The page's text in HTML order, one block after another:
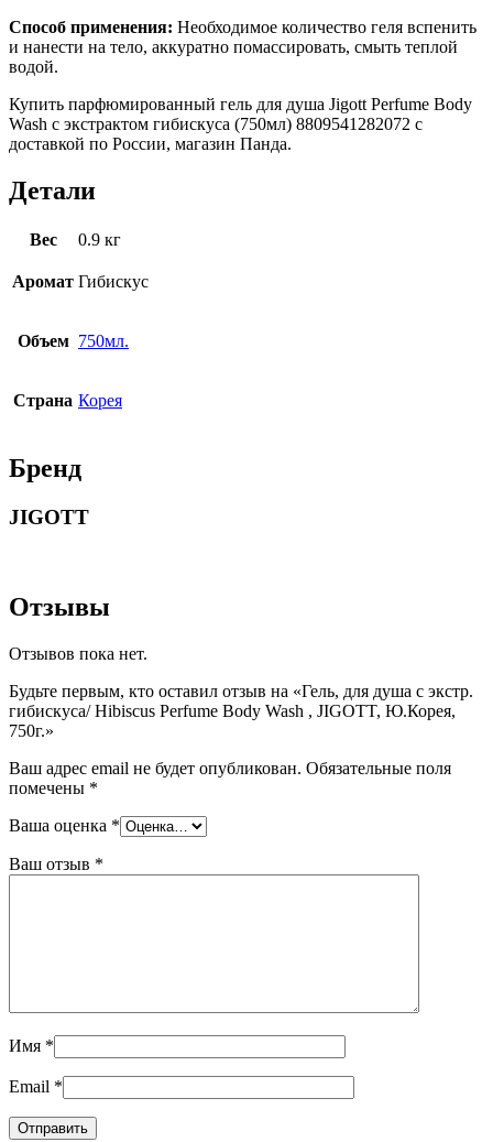
Способ применения: Необходимое количество геля вспенить
и нанести на тело, аккуратно помассировать, смыть теплой
водой.
Купить парфюмированный гель для душа Jigott Perfume Body
Wash с экстрактом гибискуса (750мл) 8809541282072 с
доставкой по России, магазин Панда.
Детали
Вес 0.9 кг
Аромат Гибискус
Объем 750мл.
Страна Корея
Бренд
JIGOTT
Отзывы
Отзывов пока нет.
Будьте первым, кто оставил отзыв на «Гель, для душа с экстр.
гибискуса/ Hibiscus Perfume Body Wash , JIGOTT, Ю.Корея,
750г.»
Ваш адрес email не будет опубликован. Обязательные поля
помечены *
Ваша оценка *
Ваш отзыв *
Имя *
Email *